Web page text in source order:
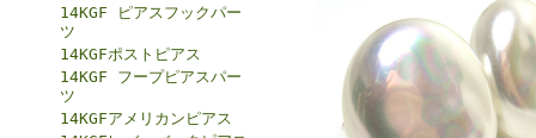
14KGF ピアスフックパー
ツ
14KGFポストピアス
14KGF フープピアスパー
ツ
14KGFアメリカンピアス